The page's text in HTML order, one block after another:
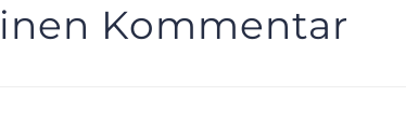
Kommentar